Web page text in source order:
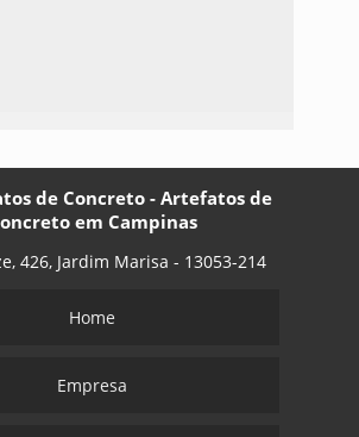
de Concreto - Artefatos de
em Campinas
426, Jardim Marisa - 13053-214
Home
Empresa